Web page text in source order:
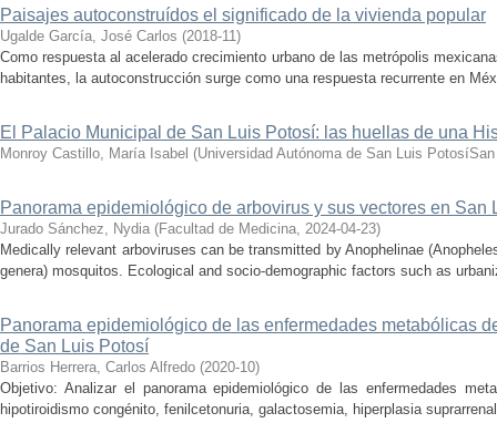
Paisajes autoconstruídos el significado de la vivienda popular
Ugalde García, José Carlos (2018-11)
Como respuesta al acelerado crecimiento urbano de las metrópolis
habitantes, la autoconstrucción surge como una respuesta recurrente en
El Palacio Municipal de San Luis Potosí: las huellas de una
Monroy Castillo, María Isabel (Universidad Autónoma de San Luis
Panorama epidemiológico de arbovirus y sus vectores en San
Jurado Sánchez, Nydia (Facultad de Medicina, 2024-04-23)
Medically relevant arboviruses can be transmitted by Anophelinae
genera) mosquitos. Ecological and socio-demographic factors such as
Panorama epidemiológico de las enfermedades metabólicas
de San Luis Potosí
Barrios Herrera, Carlos Alfredo (2020-10)
Objetivo: Analizar el panorama epidemiológico de las enfermedades
hipotiroidismo congénito, fenilcetonuria, galactosemia, hiperplasia